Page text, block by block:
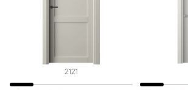
2121